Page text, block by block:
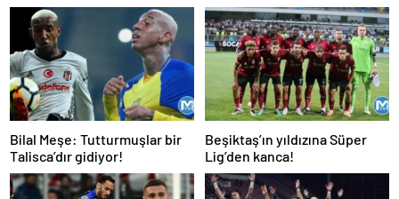
Bilal Meşe: Tutturmuşlar bir
Talisca’dır gidiyor!
Beşiktaş’ın yıldızına Süper
Lig’den kanca!